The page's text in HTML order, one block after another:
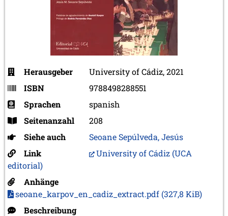
Herausgeber
University of Cádiz, 2021
ISBN
9788498288551
Sprachen
spanish
Seitenanzahl
208
Siehe auch
Seoane Sepúlveda, Jesús
Link
University of Cádiz (UCA
editorial)
Anhänge
seoane_karpov_en_cadiz_extract.pdf (327,8 KiB)
Beschreibung